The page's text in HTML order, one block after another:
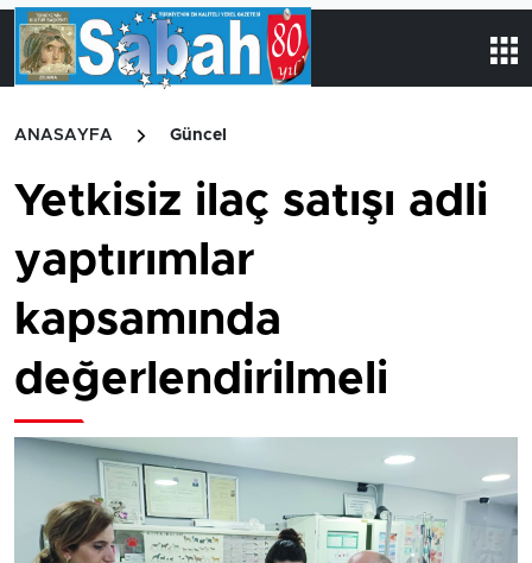
ANASAYFA Güncel
Yetkisiz ilaç satışı adli
yaptırımlar
kapsamında
değerlendirilmeli